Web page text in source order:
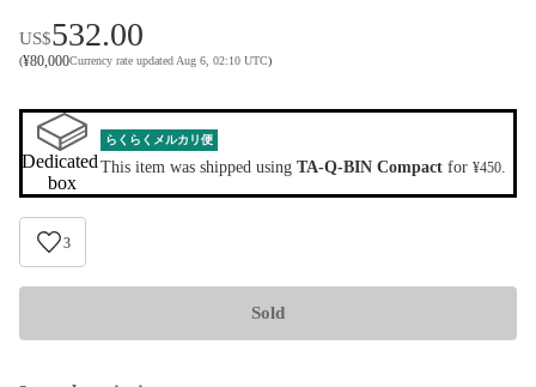
US$532.00
(¥80,000Currency rate updated Aug 6, 02:10 UTC)
Dedicated
box
らくらくメルカリ便
This item was shipped using TA-Q-BIN Compact for ¥450.
3
Sold